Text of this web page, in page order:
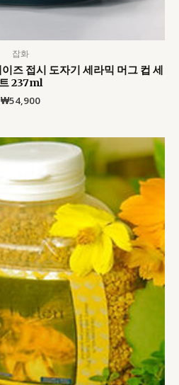
잡화
즈 접시 도자기 세라믹 머그 컵 세
트 237ml
₩54,900